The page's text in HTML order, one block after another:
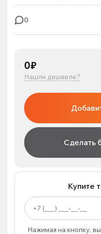
0
0₽
Нашли дешевле?
Сделать
Купите
Нажимая на кнопку,